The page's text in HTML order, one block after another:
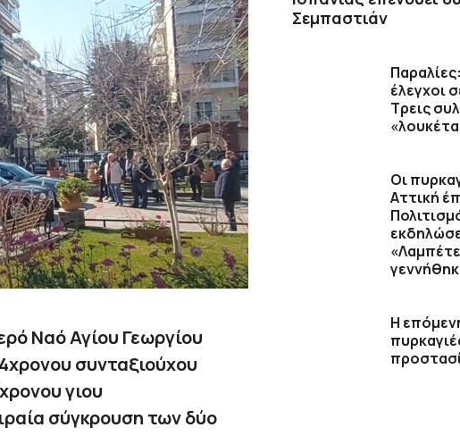
Ναό Αγίου Γεωργίου
συνταξιούχου
γιου
σύγκρουση των δύο
Σεμπαστιάν
έλεγχοι
Τρεις
Οι
Αττική
Η